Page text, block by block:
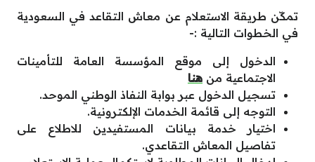
تمكّن طريقة الاستعلام عن معاش التقاعد في السعودية
في الخطوات التالية :-
الدخول إلى موقع المؤسسة العامة للتأمينات
الاجتماعية من هنا
تسجيل الدخول عبر بوابة النفاذ الوطني الموحد.
التوجه إلى قائمة الخدمات الإلكترونية.
اختيار خدمة بيانات المستفيدين للاطلاع على
تفاصيل المعاش التقاعدي.